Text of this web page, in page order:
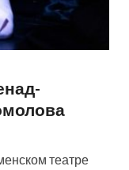
театре